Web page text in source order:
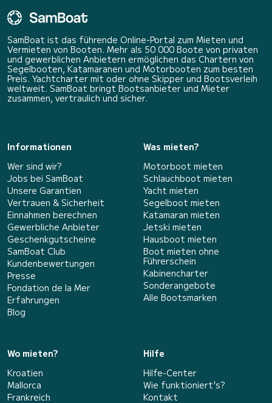
SamBoat ist das führende Online-Portal zum Mieten und
Vermieten von Booten. Mehr als 50 000 Boote von privaten
und gewerblichen Anbietern ermöglichen das Chartern von
Segelbooten, Katamaranen und Motorbooten zum besten
Preis. Yachtcharter mit oder ohne Skipper und Bootsverleih
weltweit. SamBoat bringt Bootsanbieter und Mieter
zusammen, vertraulich und sicher.
Informationen
Wer sind wir?
Jobs bei SamBoat
Unsere Garantien
Vertrauen & Sicherheit
Einnahmen berechnen
Gewerbliche Anbieter
Geschenkgutscheine
SamBoat Club
Kundenbewertungen
Presse
Fondation de la Mer
Erfahrungen
Blog
Was mieten?
Motorboot mieten
Schlauchboot mieten
Yacht mieten
Segelboot mieten
Katamaran mieten
Jetski mieten
Hausboot mieten
Boot mieten ohne
Führerschein
Kabinencharter
Sonderangebote
Alle Bootsmarken
Wo mieten?
Kroatien
Mallorca
Frankreich
Hilfe
Hilfe-Center
Wie funktioniert's?
Kontakt